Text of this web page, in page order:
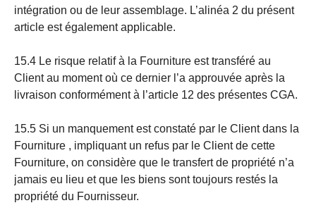
intégration ou de leur assemblage. L’alinéa 2 du présent
article est également applicable.
15.4 Le risque relatif à la Fourniture est transféré au
Client au moment où ce dernier l’a approuvée après la
livraison conformément à l’article 12 des présentes CGA.
15.5 Si un manquement est constaté par le Client dans la
Fourniture , impliquant un refus par le Client de cette
Fourniture, on considère que le transfert de propriété n’a
jamais eu lieu et que les biens sont toujours restés la
propriété du Fournisseur.